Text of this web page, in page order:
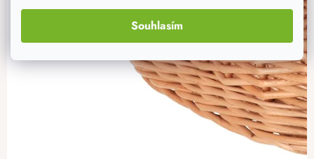
Souhlasím